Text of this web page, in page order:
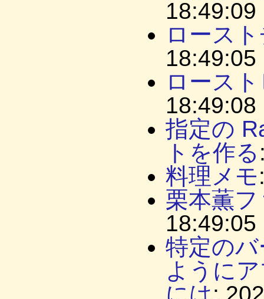
18:49:09
ロース
18:49:05
ロース
18:49:08
指定の
トを作る
料理メモ
栗本薫
18:49:05
特定の
ように